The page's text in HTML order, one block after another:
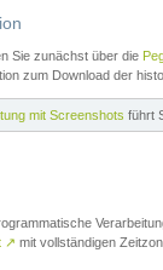
Sie zunächst über die
zum Download der
mit Screenshots führt
↗ mit vollständigen